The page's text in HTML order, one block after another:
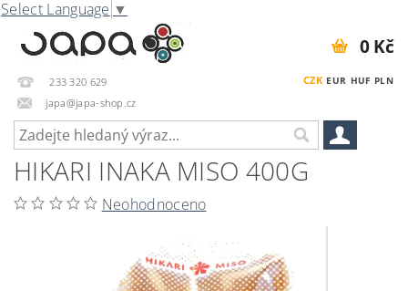
Select Language ▼
233 320 629
japa@japa-shop.cz
CZK EUR HUF PLN
0 Kč
HIKARI INAKA MISO 400G
Neohodnoceno